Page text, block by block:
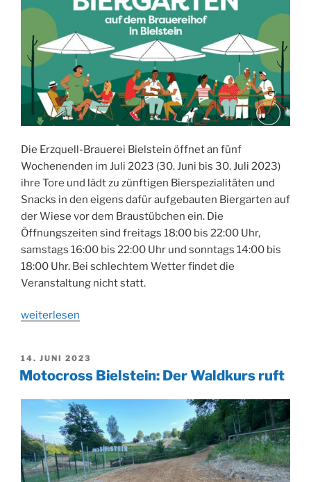
Die Erzquell-Brauerei Bielstein öffnet an fünf
Wochenenden im Juli 2023 (30. Juni bis 30. Juli 2023)
ihre Tore und lädt zu zünftigen Bierspezialitäten und
Snacks in den eigens dafür aufgebauten Biergarten auf
der Wiese vor dem Braustübchen ein. Die
Öffnungszeiten sind freitags 18:00 bis 22:00 Uhr,
samstags 16:00 bis 22:00 Uhr und sonntags 14:00 bis
18:00 Uhr. Bei schlechtem Wetter findet die
Veranstaltung nicht statt.
„Zunft
UP
Biergarten“
weiterlesen
VERÖFFENTLICHT
AM
14. JUNI 2023
Motocross Bielstein: Der Waldkurs ruft